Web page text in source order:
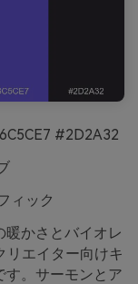
#2D2A32
ィック
かさとバイオレ
リエイター向けキ
す。サーモンとア